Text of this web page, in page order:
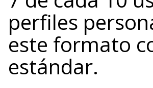
perfiles
este formato
estándar.